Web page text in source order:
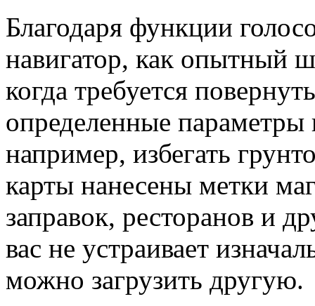
Благодаря функции
навигатор, как опытный
когда требуется
определенные
например, избегать
карты нанесены метки
заправок, ресторанов и
вас не устраивает
можно загрузить другую.